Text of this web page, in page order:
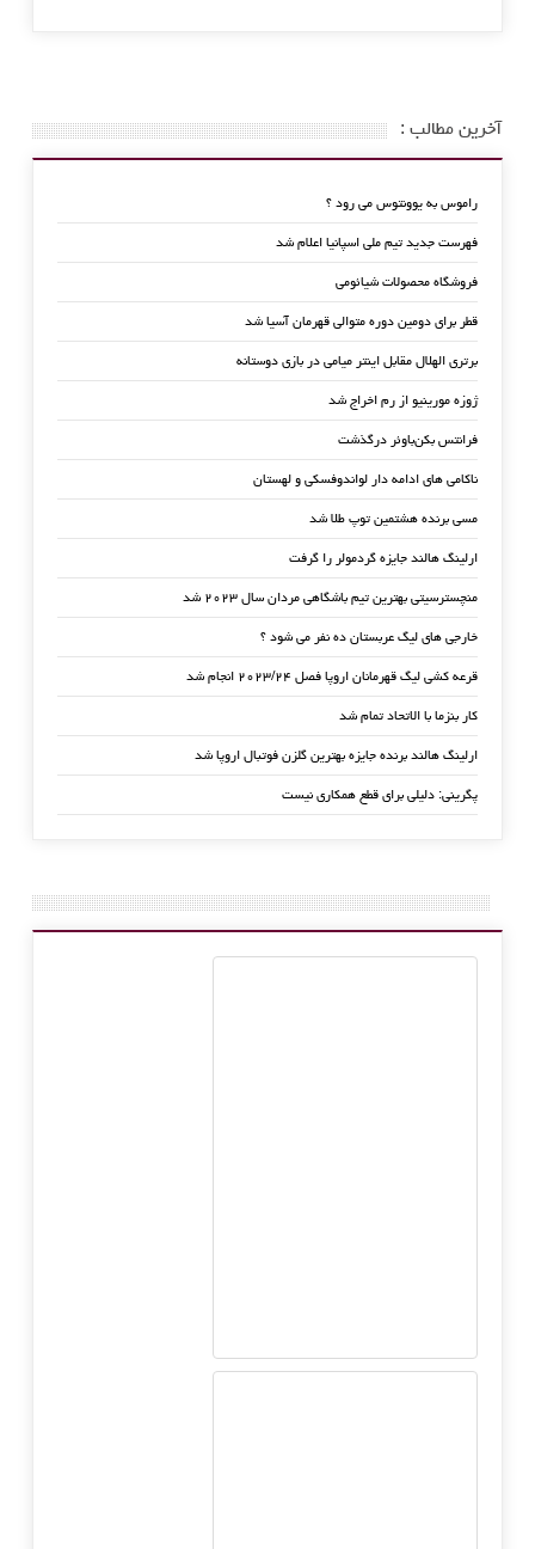
آخرین مطالب :
راموس به یوونتوس می رود ؟
فهرست جدید تیم ملی اسپانیا اعلام شد
فروشگاه محصولات شیائومی
قطر برای دومین دوره متوالی قهرمان آسیا شد
برتری الهلال مقابل اینتر میامی در بازی دوستانه
ژوزه مورینیو از رم اخراج شد
فرانتس بکن‌باوئر درگذشت
ناکامی های ادامه دار لواندوفسکی و لهستان
مسی برنده هشتمین توپ طلا شد
ارلینگ هالند جایزه گردمولر را گرفت
منچسترسیتی بهترین تیم باشگاهی مردان سال ۲۰۲۳ شد
خارجی های لیگ عربستان ده نفر می شود ؟
قرعه کشی لیگ قهرمانان اروپا فصل ۲۰۲۳/۲۴ انجام شد
کار بنزما با الاتحاد تمام شد
ارلینگ هالند برنده جایزه بهترین گلزن فوتبال اروپا شد
پگرینی: دلیلی برای قطع همکاری نیست